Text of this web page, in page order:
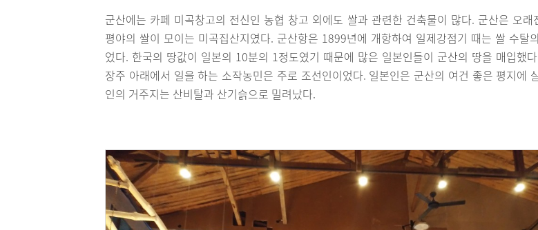
군산에는 카페 미곡창고의 전신인 농협 창고 외에도 쌀과 관련한 건축물이 많다. 군산은 오래
평야의 쌀이 모이는 미곡집산지였다. 군산항은 1899년에 개항하여 일제강점기 때는 쌀 수탈
었다. 한국의 땅값이 일본의 10분의 1정도였기 때문에 많은 일본인들이 군산의 땅을 매입했
장주 아래에서 일을 하는 소작농민은 주로 조선인이었다. 일본인은 군산의 여건 좋은 평지에
인의 거주지는 산비탈과 산기슭으로 밀려났다.